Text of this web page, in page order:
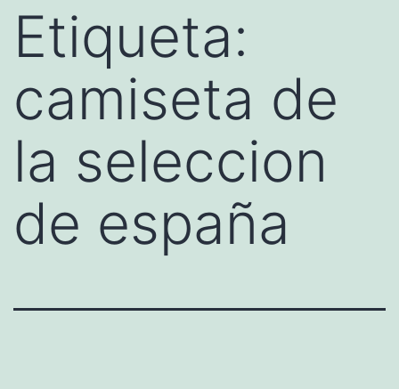
Etiqueta:
camiseta de
la seleccion
de españa